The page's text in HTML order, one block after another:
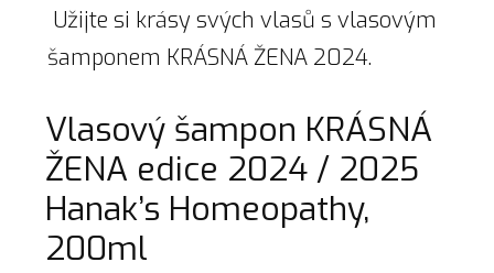
Užijte si krásy svých vlasů s vlasovým
šamponem KRÁSNÁ ŽENA 2024.
Vlasový šampon KRÁSNÁ
ŽENA edice 2024 / 2025
Hanak’s Homeopathy,
200ml